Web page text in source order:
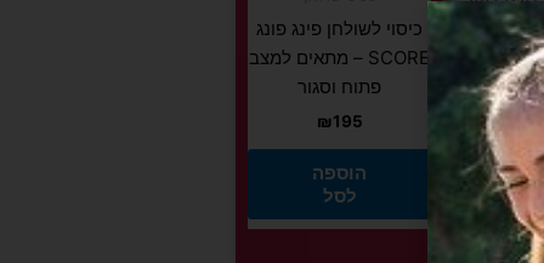
כוח
לשומן,
לא רק
כיסוי לשולחן פינג פונג
SCORE – מתאים למצב
פתוח וסגור
₪195
הוספה
לסל